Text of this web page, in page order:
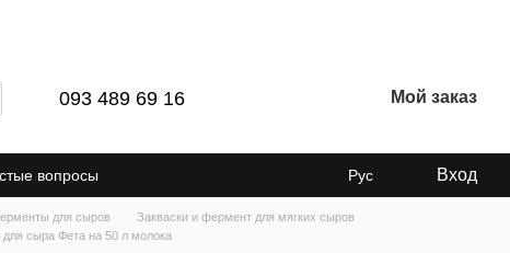
093 489 69 16 Мой заказ
вопросы
Рус Вход
для сыров
Закваски и фермент для мягких сыров
для сыра Фета на 50 л молока